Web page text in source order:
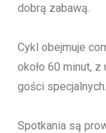
dobrą zabawą.
Cykl obejmuje
około 60 minut,
gości specjalnych.
Spotkania są